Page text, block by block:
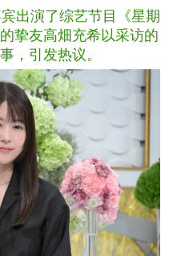
出演了综艺节目《星期
挚友高畑充希以采访的
，引发热议。